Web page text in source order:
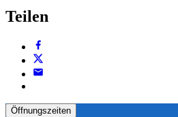
Teilen
Öffnungszeiten